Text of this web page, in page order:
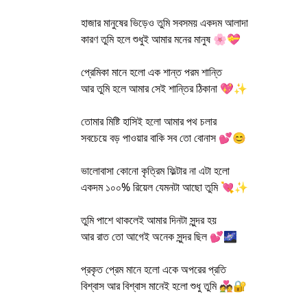
হাজার মানুষের ভিড়েও তুমি সবসময় একদম আলাদা
কারণ তুমি হলে শুধুই আমার মনের মানুষ 🌸💝
প্রেমিকা মানে হলো এক শান্ত পরম শান্তি
আর তুমি হলে আমার সেই শান্তির ঠিকানা 💖✨
তোমার মিষ্টি হাসিই হলো আমার পথ চলার
সবচেয়ে বড় পাওয়ার বাকি সব তো বোনাস 💕😊
ভালোবাসা কোনো কৃত্রিম ফিল্টার না এটা হলো
একদম ১০০% রিয়েল যেমনটা আছো তুমি 💘✨
তুমি পাশে থাকলেই আমার দিনটা সুন্দর হয়
আর রাত তো আগেই অনেক সুন্দর ছিল 💕🌌
প্রকৃত প্রেম মানে হলো একে অপরের প্রতি
বিশ্বাস আর বিশ্বাস মানেই হলো শুধু তুমি 💑🔐